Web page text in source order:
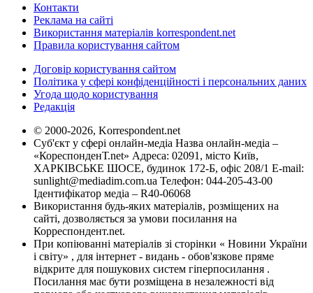
Контакти
Реклама на сайті
Використання матеріалів korrespondent.net
Правила користування сайтом
Договір користування сайтом
Політика у сфері конфіденційності і персональних даних
Угода щодо користування
Редакція
© 2000-2026, Korrespondent.net
Суб'єкт у сфері онлайн-медіа Назва онлайн-медіа –
«КореспонденТ.net» Адреса: 02091, місто Київ,
ХАРКІВСЬКЕ ШОСЕ, будинок 172-Б, офіс 208/1 E-mail:
sunlight@mediadim.com.ua Телефон: 044-205-43-00
Ідентифікатор медіа – R40-06068
Використання будь-яких матеріалів, розміщених на
сайті, дозволяється за умови посилання на
Корреспондент.net.
При копіюванні матеріалів зі сторінки « Новини України
і світу» , для інтернет - видань - обов'язкове пряме
відкрите для пошукових систем гіперпосилання .
Посилання має бути розміщена в незалежності від